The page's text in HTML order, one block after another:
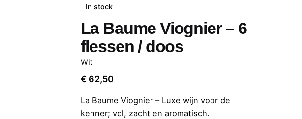
In stock
La Baume Viognier – 6
flessen / doos
Wit
€ 62,50
La Baume Viognier – Luxe wijn voor de
kenner; vol, zacht en aromatisch.